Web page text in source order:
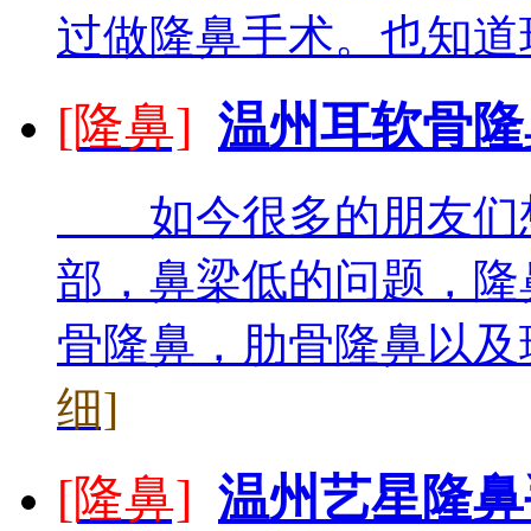
过做隆鼻手术。也知
[隆鼻] 温州耳软骨
如今很多的朋友们
部，鼻梁低的问题，
骨隆鼻，肋骨隆鼻以
细]
[隆鼻] 温州艺星隆